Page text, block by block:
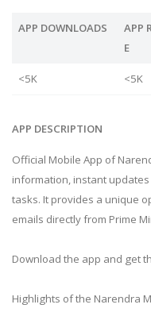
APP DOWNLOADS
APP
E
<5K <5K
APP DESCRIPTION
Official Mobile App of
information, instant
tasks. It provides a unique
emails directly from Prime
Download the app and get
Highlights of the Narendra